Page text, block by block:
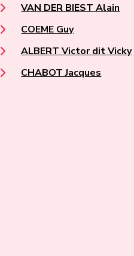
VAN DER BIEST Alain
COEME Guy
ALBERT Victor dit Vicky
CHABOT Jacques